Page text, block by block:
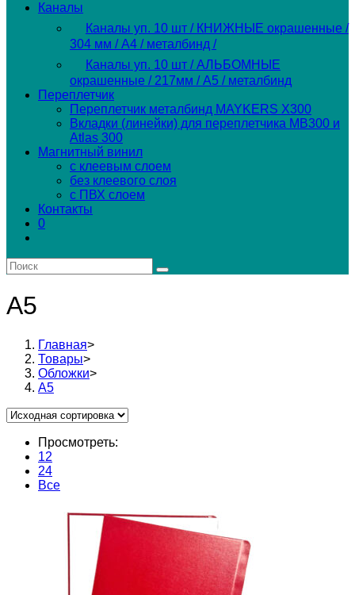
Каналы
Каналы уп. 10 шт / КНИЖНЫЕ окрашенные /
304 мм / А4 / металбинд /
Каналы уп. 10 шт / АЛЬБОМНЫЕ
окрашенные / 217мм / А5 / металбинд
Переплетчик
Переплетчик металбинд MAYKERS X300
Вкладки (линейки) для переплетчика MB300 и
Atlas 300
Магнитный винил
с клеевым слоем
без клеевого слоя
с ПВХ слоем
Контакты
0
по
А5
Главная>
Товары>
Обложки>
А5
Просмотреть:
12
24
Все